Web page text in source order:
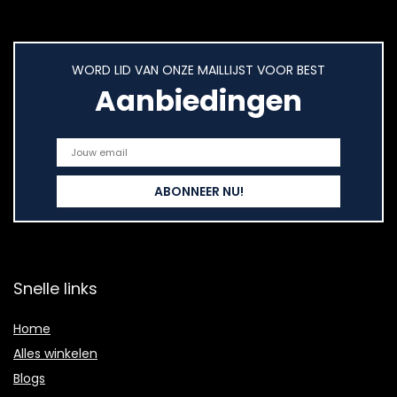
WORD LID VAN ONZE MAILLIJST VOOR BEST
Aanbiedingen
Snelle links
Home
Alles winkelen
Blogs